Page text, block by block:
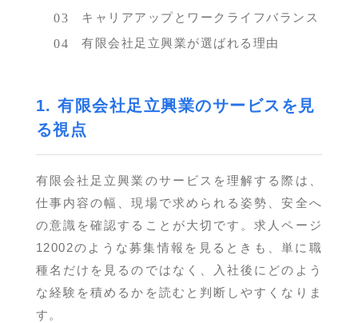
キャリアアップとワークライフバランス
有限会社足立興業が選ばれる理由
1. 有限会社足立興業のサービスを見
る視点
有限会社足立興業のサービスを理解する際は、
仕事内容の幅、現場で求められる姿勢、安全へ
の意識を確認することが大切です。求人ページ
12002のような募集情報を見るときも、単に職
種名だけを見るのではなく、入社後にどのよう
な経験を積めるかを読むと判断しやすくなりま
す。